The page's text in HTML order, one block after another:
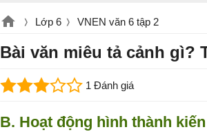
Lớp 6 VNEN văn 6 tập 2
Bài văn miêu tả cảnh gì?
1 Đánh giá
B. Hoạt động hình thành